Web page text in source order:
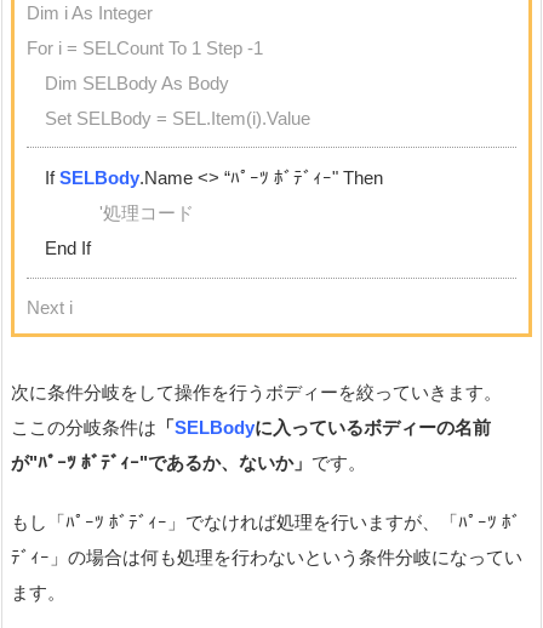
Dim i As Integer
For i = SELCount To 1 Step -1
Dim SELBody As Body
Set SELBody = SEL.Item(i).Value
IfSELBody.Name <> “ﾊﾟｰﾂ ﾎﾞﾃﾞｨｰ" Then
'処理コード
End If
Next i
次に条件分岐をして操作を行うボディーを絞っていきます。
ここの分岐条件は 「SELBodyに入っているボディーの名前
が"ﾊﾟｰﾂ ﾎﾞﾃﾞｨｰ"であるか、ないか」 です。
もし「ﾊﾟｰﾂ ﾎﾞﾃﾞｨｰ」でなければ処理を行いますが、「ﾊﾟｰﾂ ﾎﾞ
ﾃﾞｨｰ」の場合は何も処理を行わないという条件分岐になってい
ます。